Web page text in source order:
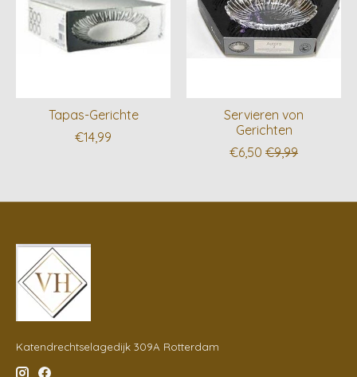
Tapas-Gerichte
€14,99
Servieren von
Gerichten
€6,50 €9,99
Katendrechtselagedijk 309A Rotterdam